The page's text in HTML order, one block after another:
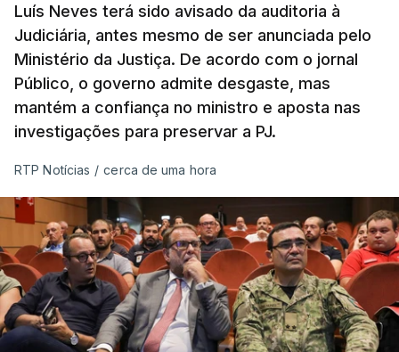
Luís Neves terá sido avisado da auditoria à
Judiciária, antes mesmo de ser anunciada pelo
Ministério da Justiça. De acordo com o jornal
Público, o governo admite desgaste, mas
mantém a confiança no ministro e aposta nas
investigações para preservar a PJ.
RTP Notícias / cerca de uma hora